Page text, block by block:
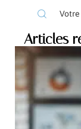
Articles